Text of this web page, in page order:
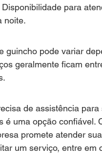
Disponibilidade para
noite.
guincho pode variar
geralmente ficam
de assistência
é uma opção confiável.
promete atender
um serviço, entre em